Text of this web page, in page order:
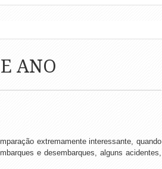
ANO
extremamente interessante, quando
e desembarques, alguns acidentes,